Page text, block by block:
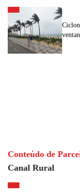
Conteúdo de
Canal Rural